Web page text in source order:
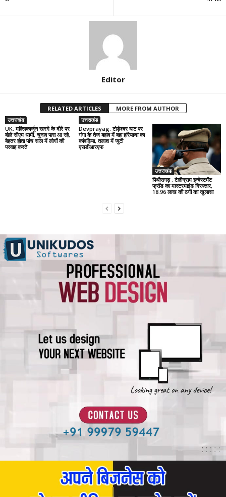
Editor
RELATED ARTICLES MORE FROM AUTHOR
उत्तराखंड
UK: मल्लिकार्जुन खरगे के दौरे पर
बोले सीएम धामी, चुनाव पास आ रहे,
बेहतर होता पांच साल में लोगों की
परवाह करते
उत्तराखंड
Devprayag: टोड़ेश्वर घाट पर
गंगा के तेज बहाव में बहा हरियाणा का
कांवड़िया, तलाश में जुटी
एसडीआरएफ
उत्तराखंड
पिथौरागढ़ : टेलीग्राम इन्वेस्टमेंट
फ्रॉड का मास्टरमाइंड गिरफ्तार,
18.96 लाख की ठगी का खुलासा